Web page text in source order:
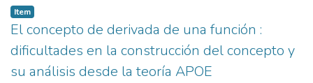
Item
El concepto de derivada de una función :
dificultades en la construcción del concepto y
su análisis desde la teoría APOE